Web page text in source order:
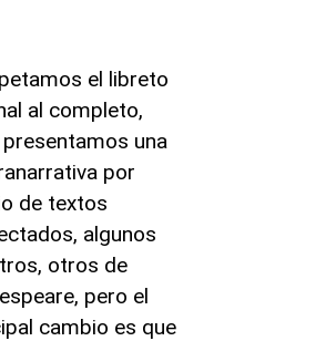
el libreto
al completo,
una
por
de textos
algunos
otros de
pero el
cambio es que